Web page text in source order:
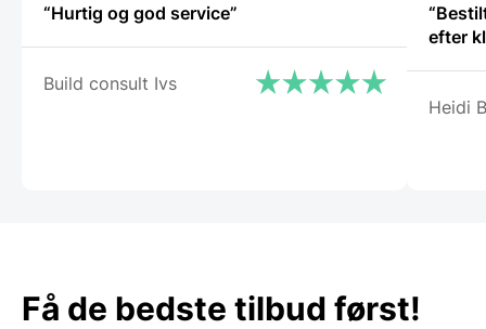
varesiden
“Hurtig og god service”
Build consult Ivs
efter
Heidi
Få de bedste tilbud først!